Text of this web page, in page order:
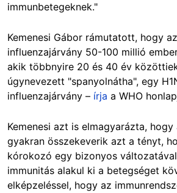
immunbetegeknek."
Kemenesi Gábor rámutatott, hogy
influenzajárvány 50-100 millió
akik többnyire 20 és 40 év
úgynevezett "spanyolnátha", egy
influenzajárvány – írja a WHO
Kemenesi azt is elmagyarázta,
gyakran összekeverik azt a tényt,
kórokozó egy bizonyos
immunitás alakul ki a betegséget
elképzeléssel, hogy az